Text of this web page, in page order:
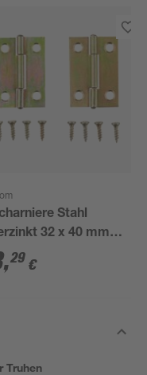
Stahl
32 x 40 mm 2
,29 €
Truhen